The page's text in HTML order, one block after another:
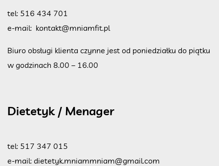
tel: 516 434 701
e-mail: kontakt@mniamfit.pl
Biuro obsługi klienta czynne jest od poniedziałku do piątku
w godzinach 8.00 – 16.00
Dietetyk / Menager
tel: 517 347 015
e-mail: dietetyk.mniammniam@gmail.com